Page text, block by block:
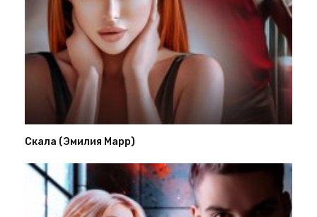
Скала (Эмилия Марр)